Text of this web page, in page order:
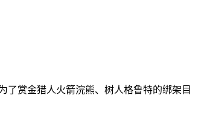
了赏金猎人火箭浣熊、树人格鲁特的绑架目